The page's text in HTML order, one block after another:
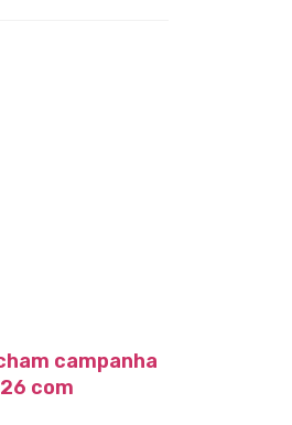
campanha
com